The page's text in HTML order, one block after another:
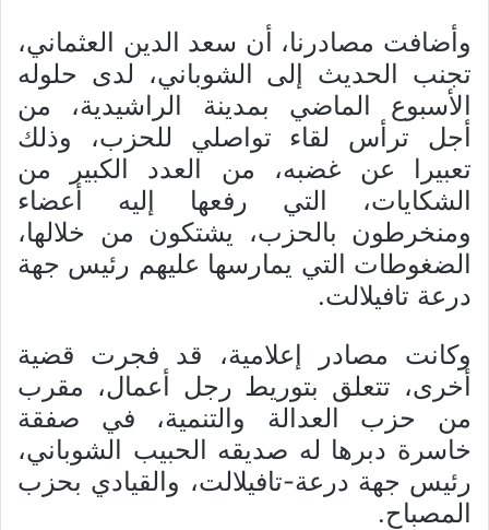
وأضافت مصادرنا، أن سعد الدين العثماني،
تجنب الحديث إلى الشوباني، لدى حلوله
الأسبوع الماضي بمدينة الراشيدية، من
أجل ترأس لقاء تواصلي للحزب، وذلك
تعبيرا عن غضبه، من العدد الكبير من
الشكايات، التي رفعها إليه أعضاء
ومنخرطون بالحزب، يشتكون من خلالها،
الضغوطات التي يمارسها عليهم رئيس جهة
درعة تافيلالت.
وكانت مصادر إعلامية، قد فجرت قضية
أخرى، تتعلق بتوريط رجل أعمال، مقرب
من حزب العدالة والتنمية، في صفقة
خاسرة دبرها له صديقه الحبيب الشوباني،
رئيس جهة درعة-تافيلالت، والقيادي بحزب
المصباح.